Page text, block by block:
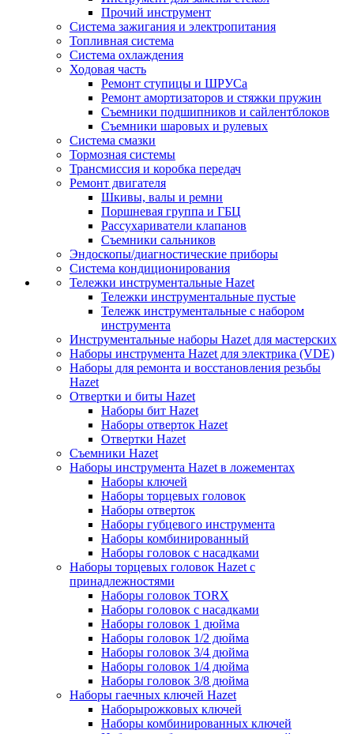
Прочий инструмент
Система зажигания и электропитания
Топливная система
Система охлаждения
Ходовая часть
Ремонт ступицы и ШРУСа
Ремонт амортизаторов и стяжки пружин
Съемники подшипников и сайлентблоков
Съемники шаровых и рулевых
Система смазки
Тормозная системы
Трансмиссия и коробка передач
Ремонт двигателя
Шкивы, валы и ремни
Поршневая группа и ГБЦ
Рассухариватели клапанов
Съемники сальников
Эндоскопы/диагностические приборы
Система кондиционирования
Тележки инструментальные Hazet
Тележки инструментальные пустые
Тележк инструментальные с набором
инструмента
Инструментальные наборы Hazet для мастерских
Наборы инструмента Hazet для электрика (VDE)
Наборы для ремонта и восстановления резьбы
Hazet
Отвертки и биты Hazet
Наборы бит Hazet
Наборы отверток Hazet
Отвертки Hazet
Съемники Hazet
Наборы инструмента Hazet в ложементах
Наборы ключей
Наборы торцевых головок
Наборы отверток
Наборы губцевого инструмента
Наборы комбинированный
Наборы головок с насадками
Наборы торцевых головок Hazet с
принадлежностями
Наборы головок TORX
Наборы головок с насадками
Наборы головок 1 дюйма
Наборы головок 1/2 дюйма
Наборы головок 3/4 дюйма
Наборы головок 1/4 дюйма
Наборы головок 3/8 дюйма
Наборы гаечных ключей Hazet
Наборырожковых ключей
Наборы комбинированных ключей